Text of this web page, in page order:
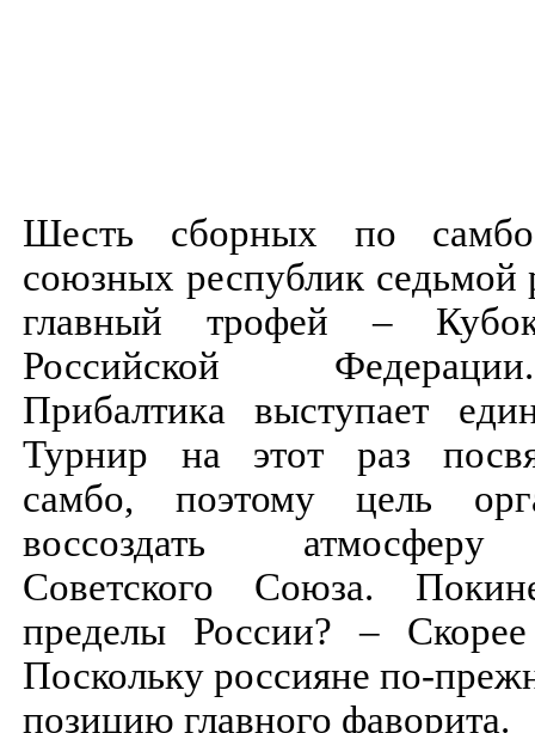
Шесть сборных по
союзных республик седьмой
главный трофей –
Российской
Прибалтика выступает
Турнир на этот раз
самбо, поэтому цель
воссоздать атмосферу
Советского Союза.
пределы России? –
Поскольку россияне по-
позицию главного фаворита.